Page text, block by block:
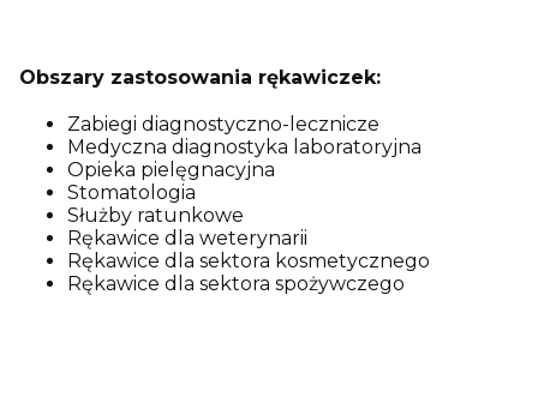
Obszary zastosowania rękawiczek:
Zabiegi diagnostyczno-lecznicze
Medyczna diagnostyka laboratoryjna
Opieka pielęgnacyjna
Stomatologia
Służby ratunkowe
Rękawice dla weterynarii
Rękawice dla sektora kosmetycznego
Rękawice dla sektora spożywczego